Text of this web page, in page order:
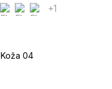
+1
04